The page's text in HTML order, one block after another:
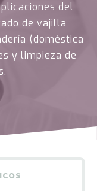
del
de vajilla
(doméstica
y limpieza de